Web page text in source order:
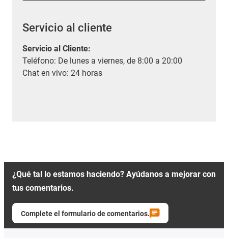
Servicio al cliente
Servicio al Cliente:
Teléfono: De lunes a viernes, de 8:00 a 20:00
Chat en vivo: 24 horas
¿Qué tal lo estamos haciendo? Ayúdanos a mejorar con
tus comentarios.
Complete el formulario de comentarios.